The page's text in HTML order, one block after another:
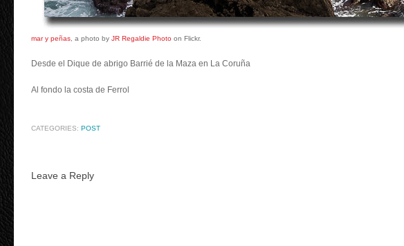
mar y peñas , a photo by JR Regaldie Photo on Flickr.
Desde el Dique de abrigo Barrié de la Maza en La Coruña
Al fondo la costa de Ferrol
CATEGORIES: POST
Leave a Reply